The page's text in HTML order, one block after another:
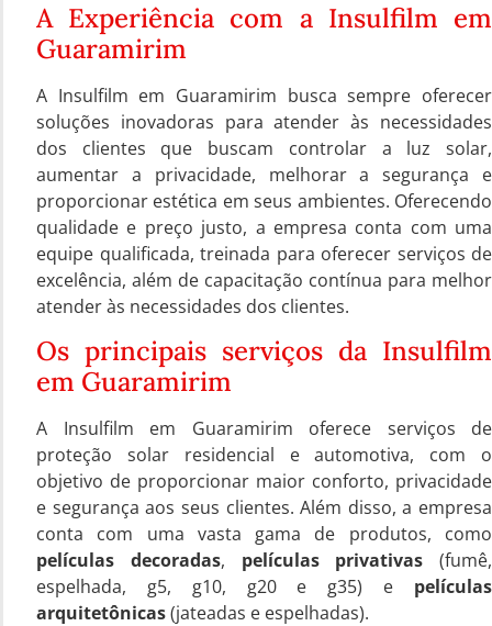
A Experiência com a Insulfilm em
Guaramirim
A Insulfilm em Guaramirim busca sempre oferecer
soluções inovadoras para atender às necessidades
dos clientes que buscam controlar a luz solar,
aumentar a privacidade, melhorar a segurança e
proporcionar estética em seus ambientes. Oferecendo
qualidade e preço justo, a empresa conta com uma
equipe qualificada, treinada para oferecer serviços de
excelência, além de capacitação contínua para melhor
atender às necessidades dos clientes.
Os principais serviços da Insulfilm
em Guaramirim
A Insulfilm em Guaramirim oferece serviços de
proteção solar residencial e automotiva, com o
objetivo de proporcionar maior conforto, privacidade
e segurança aos seus clientes. Além disso, a empresa
conta com uma vasta gama de produtos, como
películas decoradas, películas privativas (fumê,
espelhada, g5, g10, g20 e g35) e películas
arquitetônicas(jateadas e espelhadas).